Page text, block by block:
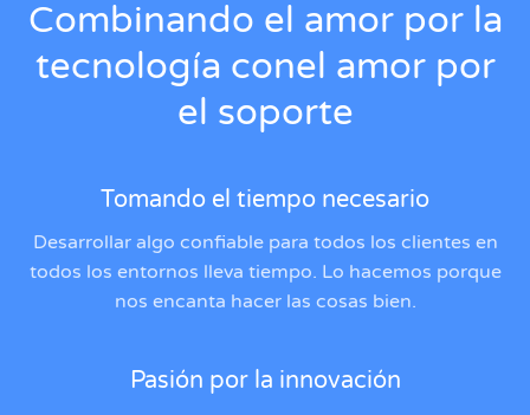
Combinando el amorpor la
tecnología conel amor por
el soporte
Tomando el tiempo necesario
Desarrollar algo confiable para todos los clientes en
todos los entornos lleva tiempo. Lo hacemos porque
nos encanta hacer las cosas bien.
Pasión por la innovación